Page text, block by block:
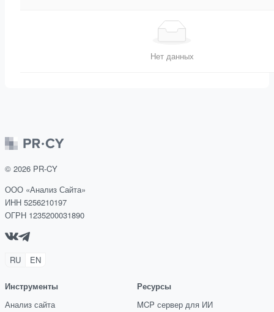
Нет данных
© 2026 PR-CY
ООО «Анализ Сайта»
ИНН 5256210197
ОГРН 1235200031890
RU EN
Инструменты
Анализ сайта
Ресурсы
MCP сервер для ИИ